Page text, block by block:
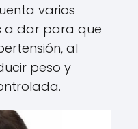
varios
a dar para que
al
peso y